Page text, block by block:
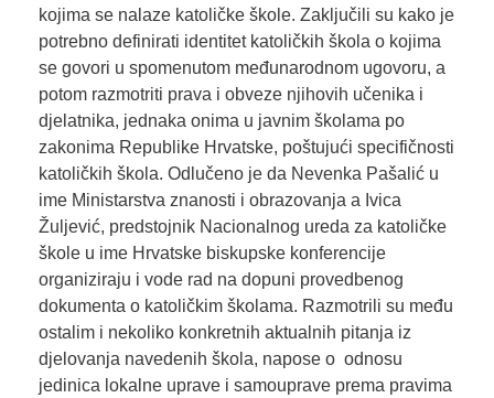
kojima se nalaze katoličke škole. Zaključili su kako je
potrebno definirati identitet katoličkih škola o kojima
se govori u spomenutom međunarodnom ugovoru, a
potom razmotriti prava i obveze njihovih učenika i
djelatnika, jednaka onima u javnim školama po
zakonima Republike Hrvatske, poštujući specifičnosti
katoličkih škola. Odlučeno je da Nevenka Pašalić u
ime Ministarstva znanosti i obrazovanja a Ivica
Žuljević, predstojnik Nacionalnog ureda za katoličke
škole u ime Hrvatske biskupske konferencije
organiziraju i vode rad na dopuni provedbenog
dokumenta o katoličkim školama. Razmotrili su među
ostalim i nekoliko konkretnih aktualnih pitanja iz
djelovanja navedenih škola, napose o odnosu
jedinica lokalne uprave i samouprave prema pravima